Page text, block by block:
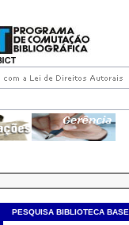
PESQUISA BIBLIOTECA BASE